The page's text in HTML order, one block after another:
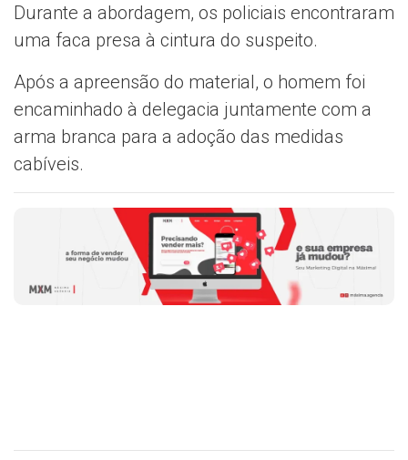
Durante a abordagem, os policiais encontraram
uma faca presa à cintura do suspeito.
Após a apreensão do material, o homem foi
encaminhado à delegacia juntamente com a
arma branca para a adoção das medidas
cabíveis.